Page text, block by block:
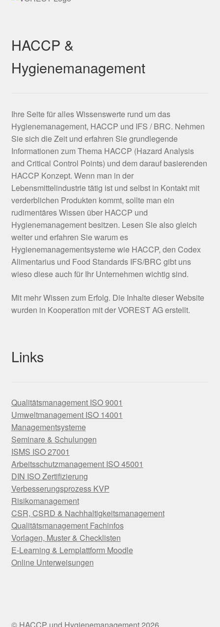
HACCP &
Hygienemanagement
Ihre Seite für alles Wissenswerte rund um das
Hygienemanagement, HACCP und IFS / BRC. Nehmen
Sie sich die Zeit und erfahren Sie grundlegende
Informationen zum Thema HACCP (Hazard Analysis
and Critical Control Points) und dem darauf basierenden
HACCP Konzept. Wenn man in der
Lebensmittelindustrie tätig ist und selbst in Kontakt mit
verderblichen Produkten kommt, sollte man ein
rudimentäres Wissen über HACCP und
Hygienemanagement besitzen. Lesen Sie also gleich
weiter und erfahren Sie warum es
Hygienemanagementsysteme wie HACCP, den Codex
Alimentarius und Food Standards IFS/BRC gibt uns
wieso diese auch für Ihr Unternehmen wichtig sind.
Mit mehr Wissen zum Erfolg. Die Inhalte dieser Website
wurden in Kooperation mit der VOREST AG erstellt.
Links
Qualitätsmanagement ISO 9001
Umweltmanagement ISO 14001
Managementsysteme
Seminare & Schulungen
ISMS ISO 27001
Arbeitsschutzmanagement ISO 45001
DIN ISO Zertifizierung
Verbesserungsprozess KVP
Risikomanagement
CSR, CSRD & Nachhaltigkeitsmanagement
Qualitätsmanagement Fachinfos
Vorlagen, Muster & Checklisten
E-Learning & Lernplattform Moodle
Online Unterweisungen
© HACCP und Hygienemanagement 2026